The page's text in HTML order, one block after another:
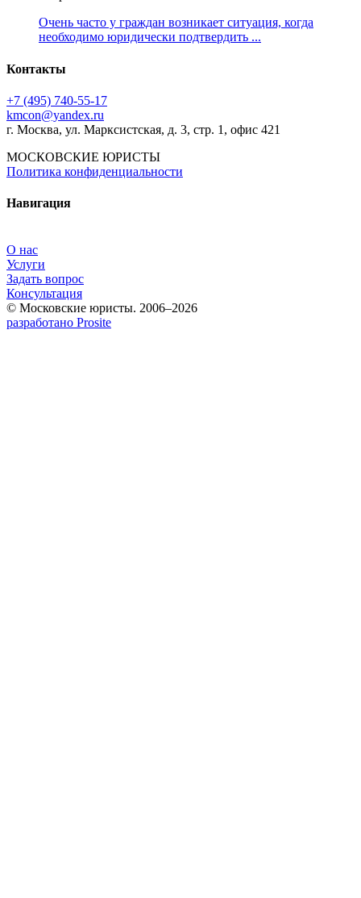
Очень часто у граждан возникает ситуация, когда
необходимо юридически подтвердить ...
Контакты
+7 (495) 740‑55‑17
kmcon@yandex.ru
г. Москва, ул. Марксистская, д. 3, стр. 1, офис 421
МОСКОВСКИЕ ЮРИСТЫ
Политика конфиденциальности
Навигация
О нас
Услуги
Задать вопрос
Консультация
© Московские юристы. 2006–2026
разработано Prosite